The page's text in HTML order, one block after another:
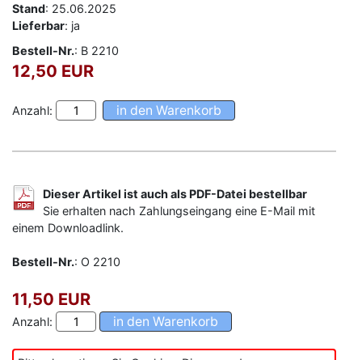
Stand: 25.06.2025
Lieferbar: ja
Bestell-Nr.: B 2210
12,50 EUR
Anzahl:
Dieser Artikel ist auch als PDF-Datei bestellbar
Sie erhalten nach Zahlungseingang eine E-Mail mit
einem Downloadlink.
Bestell-Nr.: O 2210
11,50 EUR
Anzahl: